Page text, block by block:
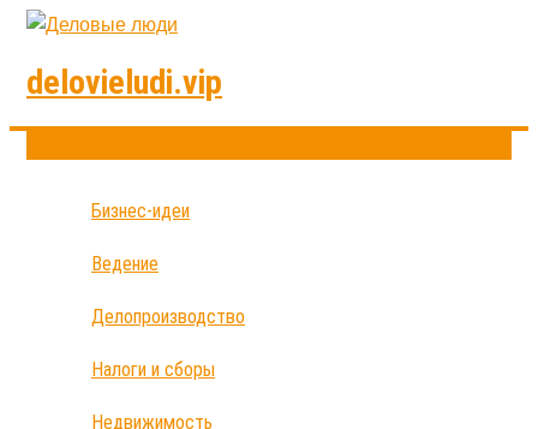
delovieludi.vip
Бизнес-идеи
Ведение
Делопроизводство
Налоги и сборы
Недвижимость